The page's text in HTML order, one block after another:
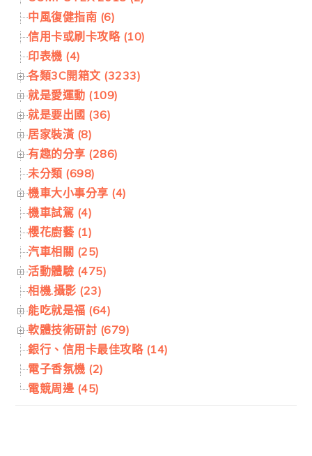
中風復健指南 (6)
信用卡或刷卡攻略 (10)
印表機 (4)
各類3C開箱文 (3233)
就是愛運動 (109)
就是要出國 (36)
居家裝潢 (8)
有趣的分享 (286)
未分類 (698)
機車大小事分享 (4)
機車試駕 (4)
櫻花廚藝 (1)
汽車相關 (25)
活動體驗 (475)
相機.攝影 (23)
能吃就是福 (64)
軟體技術研討 (679)
銀行、信用卡最佳攻略 (14)
電子香氛機 (2)
電競周邊 (45)